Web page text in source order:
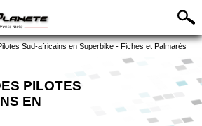
Sud-africains en Superbike - Fiches et Palmarès
PILOTES
EN